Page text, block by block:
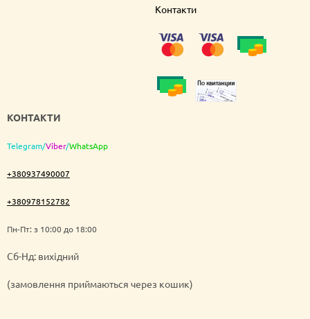
Контакти
КОНТАКТИ
Telegram/Viber/WhatsApp
+380937490007
+380978152782
Пн-Пт: з 10:00 до 18:00
Cб-Нд: вихідний
(замовлення приймаються через кошик)